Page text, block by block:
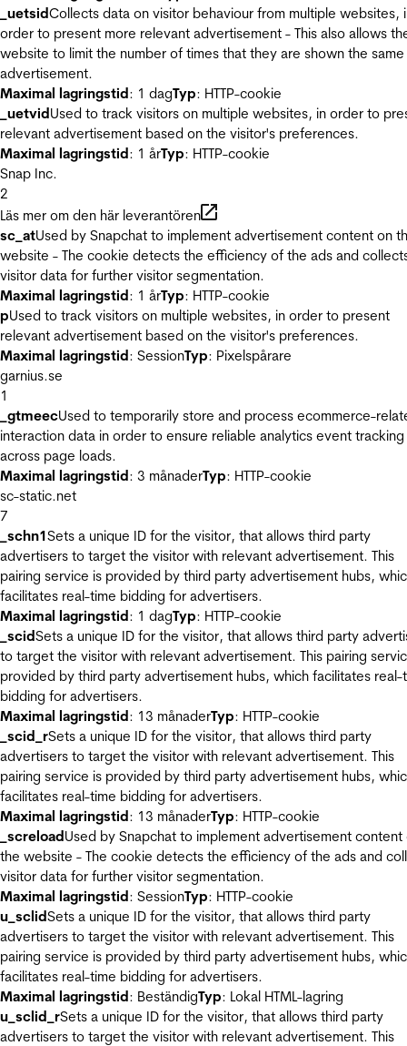
_uetsidCollects data on visitor behaviour from multiple websites,
order to present more relevant advertisement - This also allows
website to limit the number of times that they are shown the same
advertisement.
Maximal lagringstid: 1 dagTyp: HTTP-cookie
_uetvidUsed to track visitors on multiple websites, in order to
relevant advertisement based on the visitor's preferences.
Maximal lagringstid: 1 årTyp: HTTP-cookie
Snap Inc.
2
Läs mer om den här leverantören
sc_atUsed by Snapchat to implement advertisement content on
website - The cookie detects the efficiency of the ads and
visitor data for further visitor segmentation.
Maximal lagringstid: 1 årTyp: HTTP-cookie
pUsed to track visitors on multiple websites, in order to present
relevant advertisement based on the visitor's preferences.
Maximal lagringstid: SessionTyp: Pixelspårare
garnius.se
1
_gtmeecUsed to temporarily store and process ecommerce-
interaction data in order to ensure reliable analytics event tracking
across page loads.
Maximal lagringstid: 3 månaderTyp: HTTP-cookie
sc-static.net
7
_schn1Sets a unique ID for the visitor, that allows third party
advertisers to target the visitor with relevant advertisement. This
pairing service is provided by third party advertisement hubs,
facilitates real-time bidding for advertisers.
Maximal lagringstid: 1 dagTyp: HTTP-cookie
_scidSets a unique ID for the visitor, that allows third party
to target the visitor with relevant advertisement. This pairing
provided by third party advertisement hubs, which facilitates real-
bidding for advertisers.
Maximal lagringstid: 13 månaderTyp: HTTP-cookie
_scid_rSets a unique ID for the visitor, that allows third party
advertisers to target the visitor with relevant advertisement. This
pairing service is provided by third party advertisement hubs,
facilitates real-time bidding for advertisers.
Maximal lagringstid: 13 månaderTyp: HTTP-cookie
_screloadUsed by Snapchat to implement advertisement content
the website - The cookie detects the efficiency of the ads and
visitor data for further visitor segmentation.
Maximal lagringstid: SessionTyp: HTTP-cookie
u_sclidSets a unique ID for the visitor, that allows third party
advertisers to target the visitor with relevant advertisement. This
pairing service is provided by third party advertisement hubs,
facilitates real-time bidding for advertisers.
Maximal lagringstid: BeständigTyp: Lokal HTML-lagring
u_sclid_rSets a unique ID for the visitor, that allows third party
advertisers to target the visitor with relevant advertisement. This